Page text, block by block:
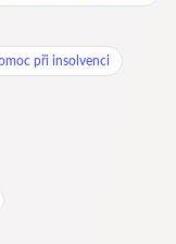
při insolvenci